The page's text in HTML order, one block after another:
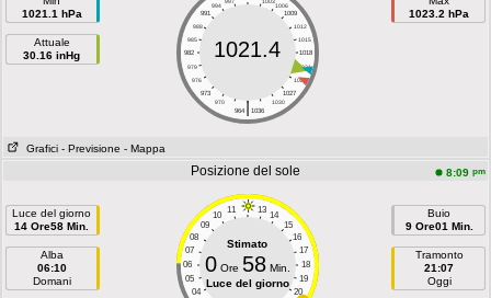
1021.1 hPa
Attuale
30.16 inHg
994
1006
991
1009
988
1012
985
1015
982
1018
979
1021
976
1024
973
1027
970
1030
|
964 1036
1021.4
1023.2 hPa
Grafici - Previsione - Mappa
Posizione del sole 8:09 pm
Luce del giorno
14 Ore58 Min.
Alba
06:10
Domani
11 13
10
14
09
15
08
16
07
17
06
18
05
19
04
20
Stimato
0Ore 58Min.
Luce del giorno
Buio
9 Ore01 Min.
Tramonto
21:07
Oggi